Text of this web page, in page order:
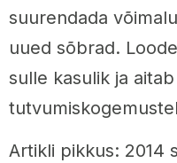
suurendada
uued sõbrad.
sulle kasulik ja
Artikli pikkus: 2014